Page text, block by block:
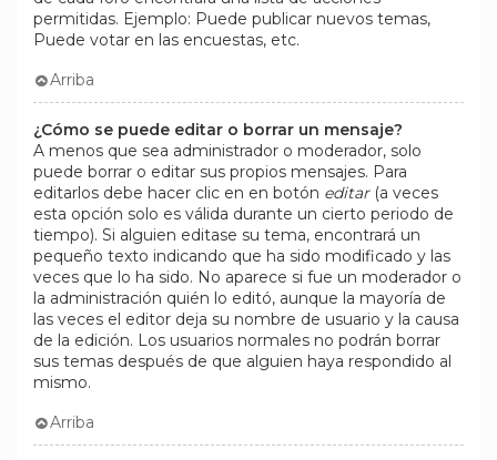
permitidas. Ejemplo: Puede publicar nuevos temas,
Puede votar en las encuestas, etc.
Arriba
¿Cómo se puede editar o borrar un mensaje?
A menos que sea administrador o moderador, solo
puede borrar o editar sus propios mensajes. Para
editarlos debe hacer clic en en botón editar(a veces
esta opción solo es válida durante un cierto periodo de
tiempo). Si alguien editase su tema, encontrará un
pequeño texto indicando que ha sido modificado y las
veces que lo ha sido. No aparece si fue un moderador o
la administración quién lo editó, aunque la mayoría de
las veces el editor deja su nombre de usuario y la causa
de la edición. Los usuarios normales no podrán borrar
sus temas después de que alguien haya respondido al
mismo.
Arriba